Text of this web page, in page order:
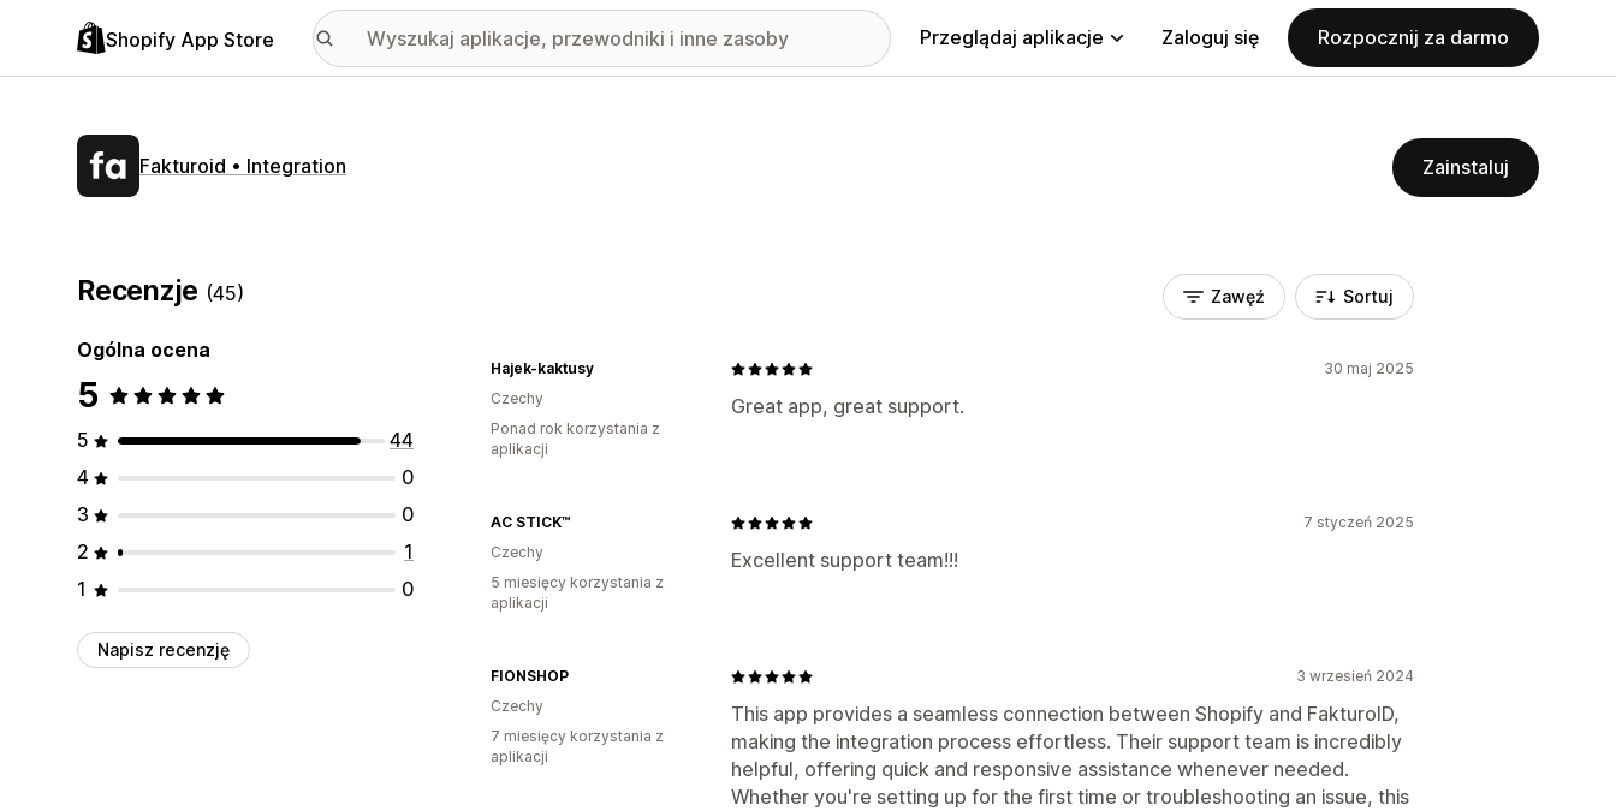
Shopify App Store Przeglądaj aplikacje Zaloguj się Rozpocznij za darmo
Fakturoid • Integration Zainstaluj
Recenzje (45)
Ogólna ocena
5
5
44
4
0
3
0
2
1
1
0
Napisz recenzję
Zawęź Sortuj
30 maj 2025
Great app, great support.
Hajek-kaktusy
Czechy
Ponad rok korzystania z
aplikacji
7 styczeń 2025
Excellent support team!!!
AC STICK™
Czechy
5 miesięcy korzystania z
aplikacji
3 wrzesień 2024
This app provides a seamless connection between Shopify and FakturoID,
making the integration process effortless. Their support team is incredibly
helpful, offering quick and responsive assistance whenever needed.
Whether you're setting up for the first time or troubleshooting an issue, this
FIONSHOP
Czechy
7 miesięcy korzystania z
aplikacji